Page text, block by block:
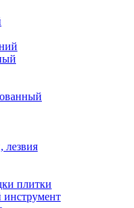
лезвия
плитки